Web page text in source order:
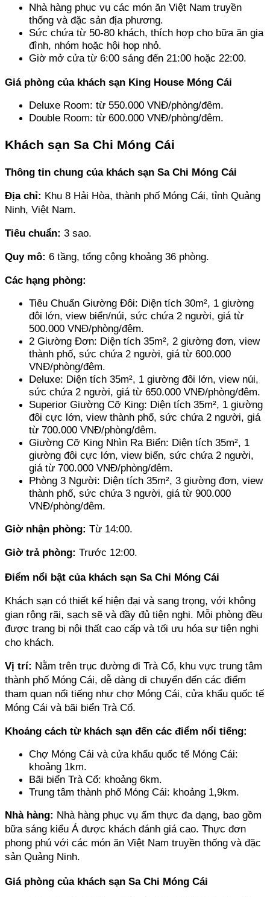
Nhà hàng phục vụ các món ăn Việt Nam truyền
thống và đặc sản địa phương.
Sức chứa từ 50-80 khách, thích hợp cho bữa ăn gia
đình, nhóm hoặc hội họp nhỏ.
Giờ mở cửa từ 6:00 sáng đến 21:00 hoặc 22:00.
Giá phòng của khách sạn King House Móng Cái
Deluxe Room: từ 550.000 VNĐ/phòng/đêm.
Double Room: từ 600.000 VNĐ/phòng/đêm.
Khách sạn Sa Chi Móng Cái
Thông tin chung của khách sạn Sa Chi Móng Cái
Địa chỉ: Khu 8 Hải Hòa, thành phố Móng Cái, tỉnh Quảng
Ninh, Việt Nam.
Tiêu chuẩn: 3 sao.
Quy mô: 6 tầng, tổng cộng khoảng 36 phòng.
Các hạng phòng:
Tiêu Chuẩn Giường Đôi: Diện tích 30m², 1 giường
đôi lớn, view biển/núi, sức chứa 2 người, giá từ
500.000 VNĐ/phòng/đêm.
2 Giường Đơn: Diện tích 35m², 2 giường đơn, view
thành phố, sức chứa 2 người, giá từ 600.000
VNĐ/phòng/đêm.
Deluxe: Diện tích 35m², 1 giường đôi lớn, view núi,
sức chứa 2 người, giá từ 650.000 VNĐ/phòng/đêm.
Superior Giường Cỡ King: Diện tích 35m², 1 giường
đôi cực lớn, view thành phố, sức chứa 2 người, giá
từ 700.000 VNĐ/phòng/đêm.
Giường Cỡ King Nhìn Ra Biển: Diện tích 35m², 1
giường đôi cực lớn, view biển, sức chứa 2 người,
giá từ 700.000 VNĐ/phòng/đêm.
Phòng 3 Người: Diện tích 35m², 3 giường đơn, view
thành phố, sức chứa 3 người, giá từ 900.000
VNĐ/phòng/đêm.
Giờ nhận phòng: Từ 14:00.
Giờ trả phòng: Trước 12:00.
Điểm nổi bật của khách sạn Sa Chi Móng Cái
Khách sạn có thiết kế hiện đại và sang trọng, với không
gian rộng rãi, sạch sẽ và đầy đủ tiện nghi. Mỗi phòng đều
được trang bị nội thất cao cấp và tối ưu hóa sự tiện nghi
cho khách.
Vị trí: Nằm trên trục đường đi Trà Cổ, khu vực trung tâm
thành phố Móng Cái, dễ dàng di chuyển đến các điểm
tham quan nổi tiếng như chợ Móng Cái, cửa khẩu quốc tế
Móng Cái và bãi biển Trà Cổ.
Khoảng cách từ khách sạn đến các điểm nổi tiếng:
Chợ Móng Cái và cửa khẩu quốc tế Móng Cái:
khoảng 1km.
Bãi biển Trà Cổ: khoảng 6km.
Trung tâm thành phố Móng Cái: khoảng 1,9km.
Nhà hàng: Nhà hàng phục vụ ẩm thực đa dạng, bao gồm
bữa sáng kiểu Á được khách đánh giá cao. Thực đơn
phong phú với các món ăn Việt Nam truyền thống và đặc
sản Quảng Ninh.
Giá phòng của khách sạn Sa Chi Móng Cái